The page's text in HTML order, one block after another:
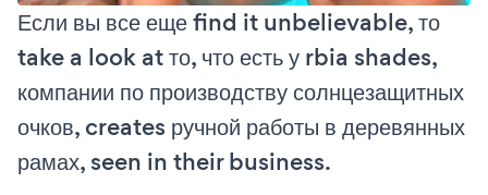
Если вы все еще find it unbelievable, то
take a look at то, что есть у rbia shades,
компании по производству солнцезащитных
очков, creates ручной работы в деревянных
рамах, seen in their business.